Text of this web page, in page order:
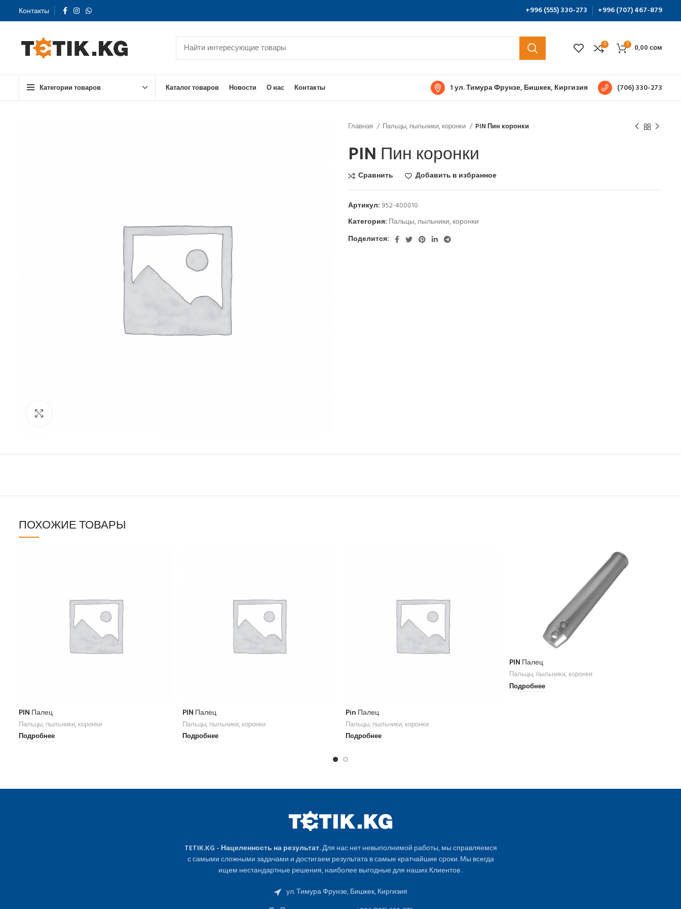
Контакты +996 (555) 330-273 +996 (707) 467-879
0 0 0,00сом
Категории товаров Каталог товаров Новости О нас Контакты 1 ул. Тимура Фрунзе, Бишкек, Киргизия (706) 330-273
Главная Пальцы, пыльники, коронки PIN Пин коронки
PIN Пин коронки
Сравнить Добавить в избранное
Артикул: 952-400010
Категория: Пальцы, пыльники, коронки
Поделится:
ПОХОЖИЕ ТОВАРЫ
PIN Палец
Пальцы, пыльники, коронки
Подробнее
PIN Палец
Пальцы, пыльники, коронки
Подробнее
Pin Палец
Пальцы, пыльники, коронки
Подробнее
PIN Палец
Пальцы, пыльники, коронки
Подробнее
TETIK.KG - Нацеленность на результат.Для нас нет невыполнимой работы, мы справляемся
с самыми сложными задачами и достигаем результата в самые кратчайшие сроки. Мы всегда
ищем нестандартные решения, наиболее выгодные для наших Клиентов .
ул. Тимура Фрунзе, Бишкек, Киргизия